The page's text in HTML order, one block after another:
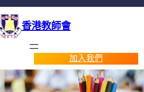
香港教師會
加入我們